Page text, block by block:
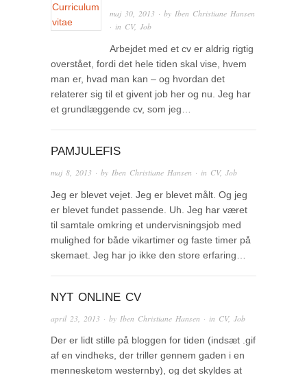
maj 30, 2013 · byIben Christiane Hansen
· in CV,Job
Arbejdet med et cv er aldrig rigtig
overstået, fordi det hele tiden skal vise, hvem
man er, hvad man kan – og hvordan det
relaterer sig til et givent job her og nu. Jeg har
et grundlæggende cv, som jeg…
PAMJULEFIS
maj 8, 2013 · by Iben Christiane Hansen · in CV, Job
Jeg er blevet vejet. Jeg er blevet målt. Og jeg
er blevet fundet passende. Uh. Jeg har været
til samtale omkring et undervisningsjob med
mulighed for både vikartimer og faste timer på
skemaet. Jeg har jo ikke den store erfaring…
NYT ONLINE CV
april 23, 2013 · by Iben Christiane Hansen · in CV, Job
Der er lidt stille på bloggen for tiden (indsæt .gif
af en vindheks, der triller gennem gaden i en
mennesketom westernby), og det skyldes at